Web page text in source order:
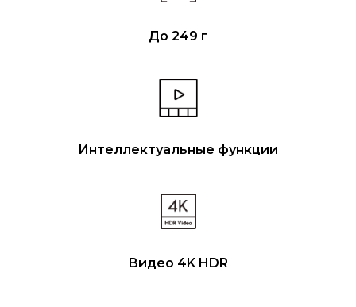
До 249 г
Интеллектуальные функции
Видео 4K HDR